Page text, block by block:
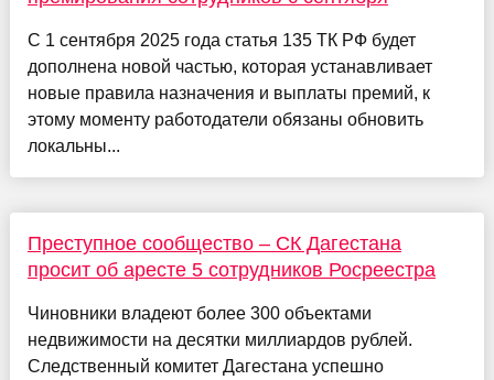
С 1 сентября 2025 года статья 135 ТК РФ будет
дополнена новой частью, которая устанавливает
новые правила назначения и выплаты премий, к
этому моменту работодатели обязаны обновить
локальны...
Преступное сообщество – СК Дагестана
просит об аресте 5 сотрудников Росреестра
Чиновники владеют более 300 объектами
недвижимости на десятки миллиардов рублей.
Следственный комитет Дагестана успешно